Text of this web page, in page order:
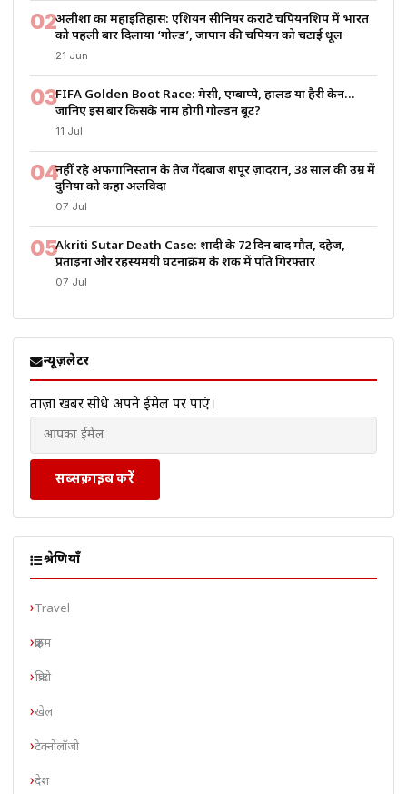
02अलीशा का महाइतिहास: एशियन सीनियर कराटे चैंपियनशिप में भारत
को पहली बार दिलाया ‘गोल्ड’, जापान की चैंपियन को चटाई धूल
21 Jun
03FIFA Golden Boot Race: मेसी, एम्बाप्पे, हालैंड या हैरी केन…
जानिए इस बार किसके नाम होगी गोल्डन बूट?
11 Jul
04नहीं रहे अफगानिस्तान के तेज गेंदबाज शपूर ज़ादरान, 38 साल की उम्र में
दुनिया को कहा अलविदा
07 Jul
05Akriti Sutar Death Case: शादी के 72 दिन बाद मौत, दहेज,
प्रताड़ना और रहस्यमयी घटनाक्रम के शक में पति गिरफ्तार
07 Jul
न्यूज़लेटर
ताज़ा खबरें सीधे अपने ईमेल पर पाएं।
सब्सक्राइब करें
श्रेणियाँ
Travel
क्राइम
क्रिप्टो
खेल
टेक्नोलॉजी
देश